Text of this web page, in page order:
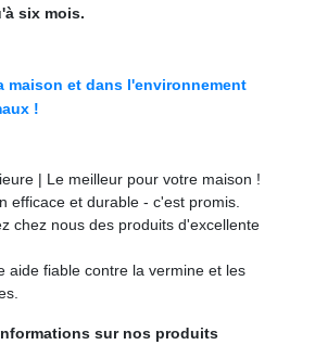
six mois.
maison et dans l'environnement
!
| Le meilleur pour votre maison !
efficace et durable - c'est promis.
chez nous des produits d'excellente
aide fiable contre la vermine et les
sur nos produits